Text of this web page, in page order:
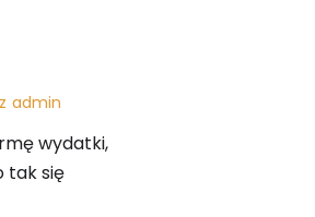
admin
wydatki,
tak się